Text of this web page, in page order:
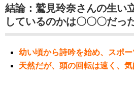
結論：鷲見玲奈さんの生い
しているのかは〇〇〇だっ
幼い頃から詩吟を始め、スポ
天然だが、頭の回転は速く、